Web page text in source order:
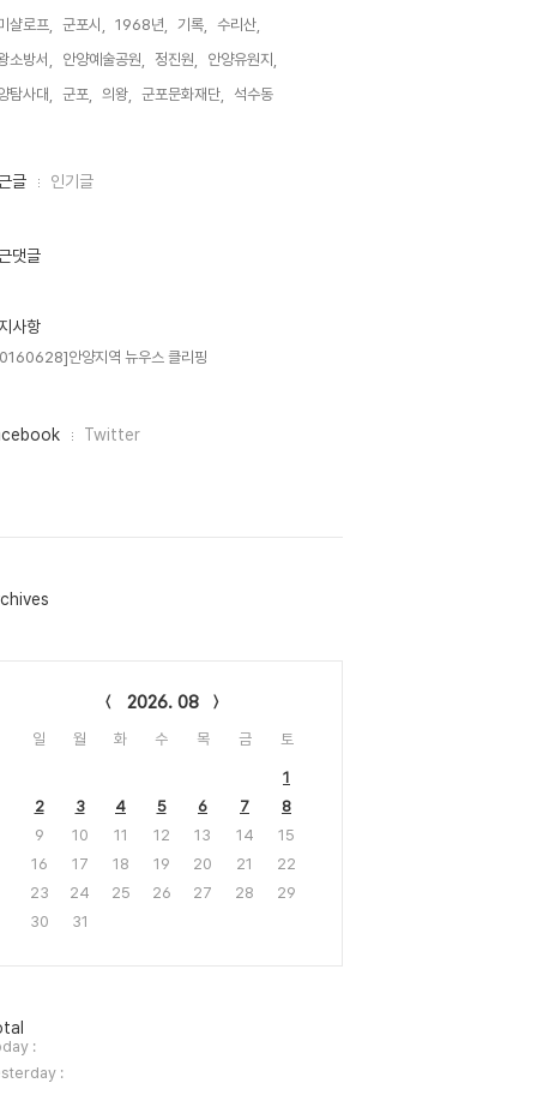
샬로프,
군포시, 1968년, 기록,
수리산,
소방서,
안양예술공원, 정진원,
안양유원지,
탐사대,
군포, 의왕, 군포문화재단, 석수동,
글 인기글
댓글
사항
안양지역 뉴우스 클리핑
Twitter
2026. 08
일 월 화 수 목 금 토
1
2
3 4 5 6 7
8
9
10 11 12 13 14
15
16
17 18 19 20 21
22
23
24 25 26 27 28
29
30
31
:
: